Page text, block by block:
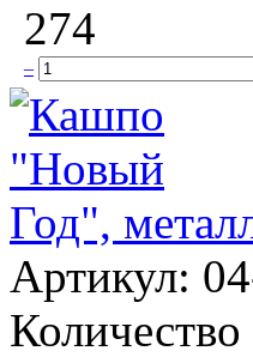
274
–
Артикул:
Количество